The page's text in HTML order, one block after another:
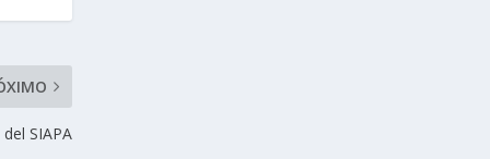
SIAPA